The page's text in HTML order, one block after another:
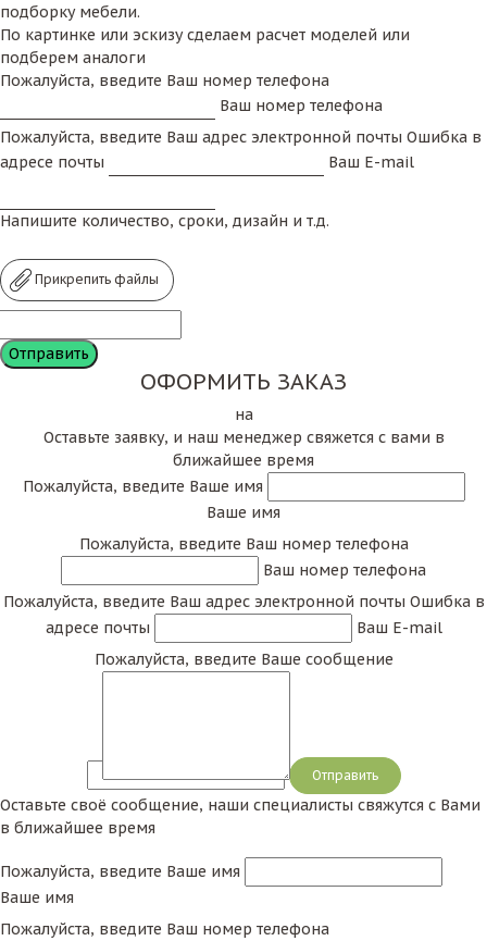
подборку мебели.
По картинке или эскизу сделаем расчет моделей или
подберем аналоги
Пожалуйста, введите Ваш номер телефона
Ваш номер телефона
Пожалуйста, введите Ваш адрес электронной почты Ошибка в
адресе почты
Ваш E-mail
Напишите количество, сроки, дизайн и т.д.
Прикрепить файлы
ОФОРМИТЬ ЗАКАЗ
на
Оставьте заявку, и наш менеджер свяжется с вами в
ближайшее время
Пожалуйста, введите Ваше имя
Ваше имя
Пожалуйста, введите Ваш номер телефона
Ваш номер телефона
Пожалуйста, введите Ваш адрес электронной почты Ошибка в
адресе почты
Ваш E-mail
Пожалуйста, введите Ваше сообщение
Сообщение
Оставьте своё сообщение, наши специалисты свяжутся с Вами
в ближайшее время
Пожалуйста, введите Ваше имя
Ваше имя
Пожалуйста, введите Ваш номер телефона